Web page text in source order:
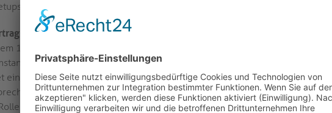
oder wandmontierten Geräteanordnungen ermöglicht.
für platzoptimierte AV-Anwendungen
1,00 mm Faserkern, PE-Abschirmung und robustem PVC-Mantel
digitale Audioübertragung in Umgebungen mit kompakter
praxisnahe Lösung für AV-Fachleute, die zuverlässige und störungsarme
und Heimkino-Installationen benötigen, wo Platz und
spielen.